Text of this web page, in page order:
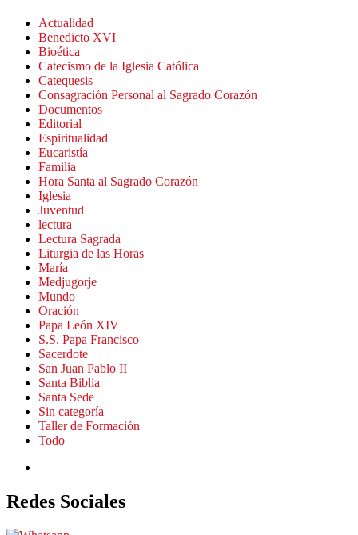
Actualidad
Benedicto XVI
Bioética
Catecismo de la Iglesia Católica
Catequesis
Consagración Personal al Sagrado Corazón
Documentos
Editorial
Espiritualidad
Eucaristía
Familia
Hora Santa al Sagrado Corazón
Iglesia
Juventud
lectura
Lectura Sagrada
Liturgia de las Horas
María
Medjugorje
Mundo
Oración
Papa León XIV
S.S. Papa Francisco
Sacerdote
San Juan Pablo II
Santa Biblia
Santa Sede
Sin categoría
Taller de Formación
Todo
Redes Sociales